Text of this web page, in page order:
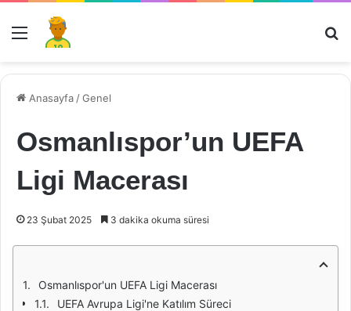
Menü
Anasayfa /Genel
Osmanlıspor’un UEFA
Ligi Macerası
23 Şubat 2025 3 dakika okuma süresi
Osmanlıspor'un UEFA Ligi Macerası
UEFA Avrupa Ligi'ne Katılım Süreci